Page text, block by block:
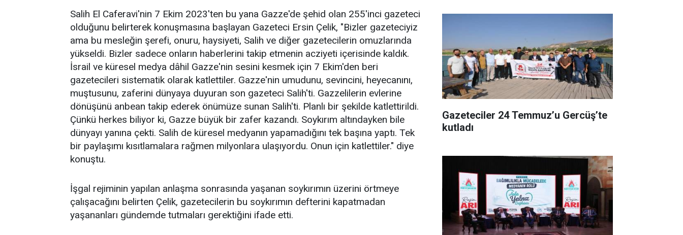
Salih El Caferavi'nin 7 Ekim 2023'ten bu yana Gazze'de şehid olan 255'inci gazeteci
olduğunu belirterek konuşmasına başlayan Gazeteci Ersin Çelik, "Bizler gazeteciyiz
ama bu mesleğin şerefi, onuru, haysiyeti, Salih ve diğer gazetecilerin omuzlarında
yükseldi. Bizler sadece onların haberlerini takip etmenin acziyeti içerisinde kaldık.
İsrail ve küresel medya dâhil Gazze'nin sesini kesmek için 7 Ekim'den beri
gazetecileri sistematik olarak katlettiler. Gazze'nin umudunu, sevincini, heyecanını,
muştusunu, zaferini dünyaya duyuran son gazeteci Salih'ti. Gazzelilerin evlerine
dönüşünü anbean takip ederek önümüze sunan Salih'ti. Planlı bir şekilde katlettirildi.
Çünkü herkes biliyor ki, Gazze büyük bir zafer kazandı. Soykırım altındayken bile
dünyayı yanına çekti. Salih de küresel medyanın yapamadığını tek başına yaptı. Tek
bir paylaşımı kısıtlamalara rağmen milyonlara ulaşıyordu. Onun için katlettiler." diye
konuştu.
İşgal rejiminin yapılan anlaşma sonrasında yaşanan soykırımın üzerini örtmeye
çalışacağını belirten Çelik, gazetecilerin bu soykırımın defterini kapatmadan
yaşananları gündemde tutmaları gerektiğini ifade etti.
Gazeteciler 24 Temmuz’u Gercüş’te
kutladı